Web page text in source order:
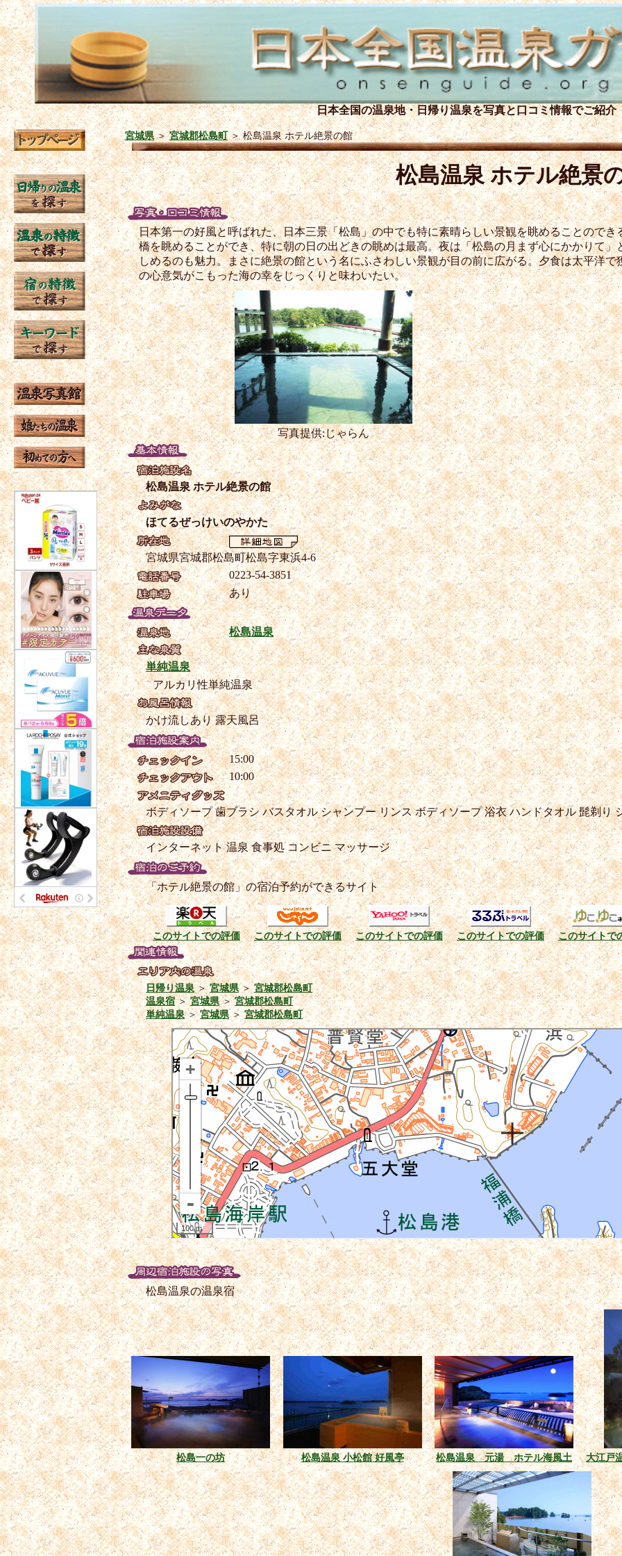
日本全国の温泉地・日帰り温泉を写真と口コミ情報でご紹介
宮城県＞宮城郡松島町＞松島温泉 ホテル絶景の館
松島温泉 ホテル絶景
日本第一の好風と呼ばれた、日本三景「松島」の中でも特に素晴らしい景観を眺めることので
橋を眺めることができ、特に朝の日の出どきの眺めは最高。夜は「松島の月まず心にかかりて
しめるのも魅力。まさに絶景の館という名にふさわしい景観が目の前に広がる。夕食は太平洋
の心意気がこもった海の幸をじっくりと味わいたい。
写真提供:じゃらん
松島温泉 ホテル絶景の館
ほてるぜっけいのやかた
宮城県宮城郡松島町松島字東浜4-6
0223-54-3851
あり
松島温泉
単純温泉
アルカリ性単純温泉
かけ流しあり露天風呂
15:00
10:00
ボディソープ歯ブラシバスタオルシャンプーリンスボディソープ浴衣ハンドタオル髭剃り
インターネット温泉食事処コンビニマッサージ
「ホテル絶景の館」の宿泊予約ができるサイト
このサイトでの評価 このサイトでの評価 このサイトでの評価 このサイトでの評価 このサイトで
日帰り温泉＞宮城県＞宮城郡松島町
温泉宿＞宮城県＞宮城郡松島町
単純温泉＞宮城県＞宮城郡松島町
松島温泉の温泉宿
松島一の坊 松島温泉 小松館 好風亭 松島温泉 元湯 ホテル海風土 大江戸